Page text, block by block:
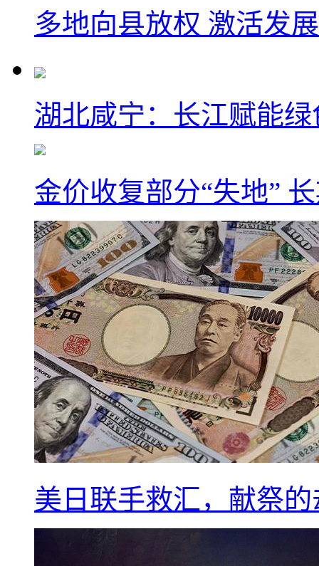
多地向县放权 激活发
湖北咸宁：长江赋能
金价收复部分“失地”
美日联手救汇，献祭